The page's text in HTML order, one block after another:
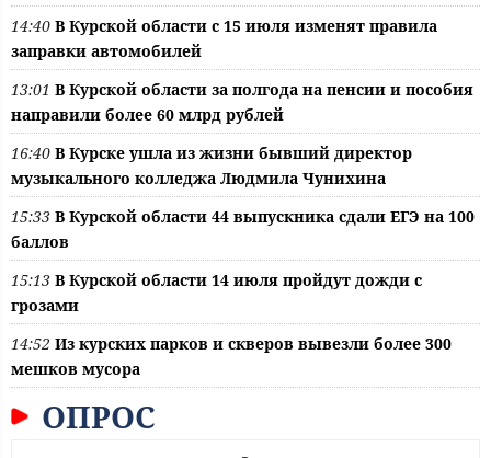
14:40 В Курской области с 15 июля изменят правила
заправки автомобилей
13:01 В Курской области за полгода на пенсии и пособия
направили более 60 млрд рублей
16:40 В Курске ушла из жизни бывший директор
музыкального колледжа Людмила Чунихина
15:33 В Курской области 44 выпускника сдали ЕГЭ на 100
баллов
15:13 В Курской области 14 июля пройдут дожди с
грозами
14:52 Из курских парков и скверов вывезли более 300
мешков мусора
ОПРОС